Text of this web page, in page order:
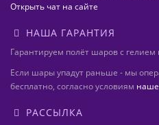
Открыть чат на сайте
НАША ГАРАНТИЯ
Гарантируем полёт шаров с
Если шары упадут раньше - мы
бесплатно, согласно условиям
РАССЫЛКА